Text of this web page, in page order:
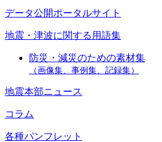
データ公開ポータルサイト
地震・津波に関する用語集
防災・減災のための素材集
（画像集、事例集、記録集）
地震本部ニュース
コラム
各種パンフレット